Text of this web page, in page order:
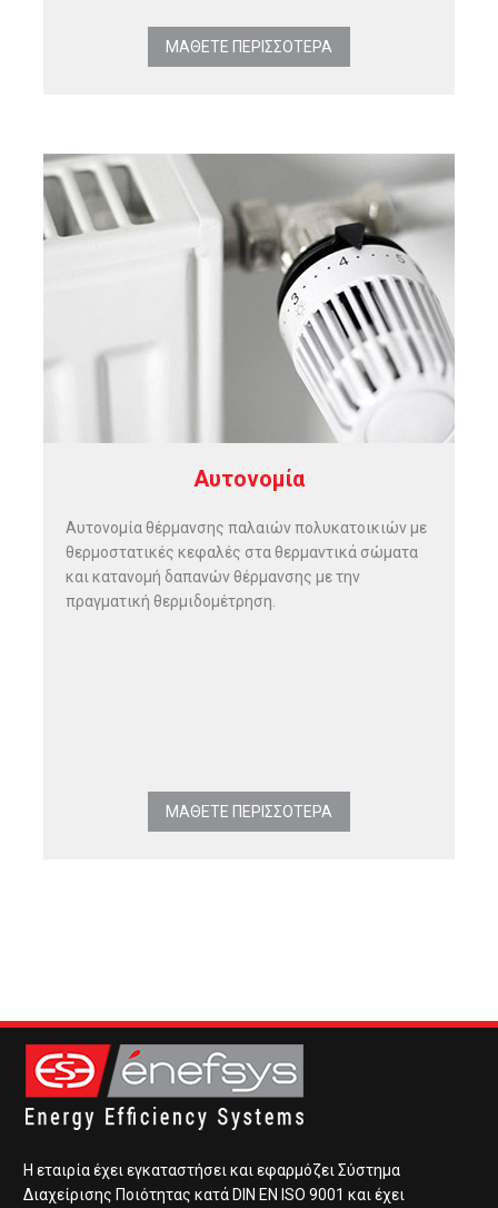
ΜΑΘΕΤΕ ΠΕΡΙΣΣΟΤΕΡΑ
Αυτονομία
Αυτονομία θέρμανσης παλαιών πολυκατοικιών με
θερμοστατικές κεφαλές στα θερμαντικά σώματα
και κατανομή δαπανών θέρμανσης με την
πραγματική θερμιδομέτρηση.
ΜΑΘΕΤΕ ΠΕΡΙΣΣΟΤΕΡΑ
Η εταιρία έχει εγκαταστήσει και εφαρμόζει Σύστημα
Διαχείρισης Ποιότητας κατά DIN EN ISO 9001 και έχει